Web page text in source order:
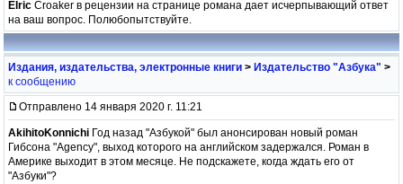
Elric Croaker в рецензии на странице романа дает исчерпывающий ответ
на ваш вопрос. Полюбопытствуйте.
Издания, издательства, электронные книги > Издательство "Азбука" >
к сообщению
Отправлено 14 января 2020 г. 11:21
AkihitoKonnichi Год назад "Азбукой" был анонсирован новый роман
Гибсона "Agency", выход которого на английском задержался. Роман в
Америке выходит в этом месяце. Не подскажете, когда ждать его от
"Азбуки"?